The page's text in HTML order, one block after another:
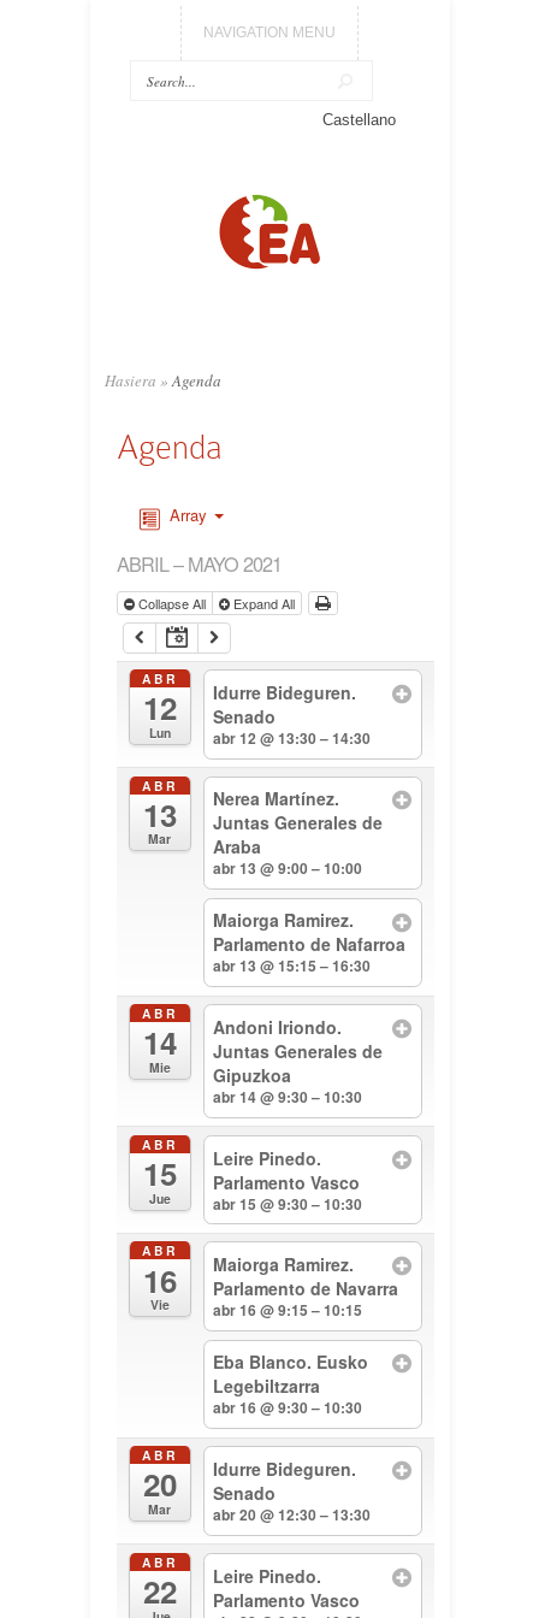
NAVIGATION MENU
Castellano
Hasiera » Agenda
Agenda
Array
ABRIL – MAYO 2021
Collapse All Expand All
ABR
12
Lun
Idurre Bideguren.
Senado
abr 12 @ 13:30 – 14:30
ABR
13
Mar
Nerea Martínez.
Juntas Generales de
Araba
abr 13 @ 9:00 – 10:00
Maiorga Ramirez.
Parlamento de Nafarroa
abr 13 @ 15:15 – 16:30
ABR
14
Mie
Andoni Iriondo.
Juntas Generales de
Gipuzkoa
abr 14 @ 9:30 – 10:30
ABR
15
Jue
Leire Pinedo.
Parlamento Vasco
abr 15 @ 9:30 – 10:30
ABR
16
Vie
Maiorga Ramirez.
Parlamento de Navarra
abr 16 @ 9:15 – 10:15
Eba Blanco. Eusko
Legebiltzarra
abr 16 @ 9:30 – 10:30
ABR
20
Mar
Idurre Bideguren.
Senado
abr 20 @ 12:30 – 13:30
ABR
22
Leire Pinedo.
Parlamento Vasco